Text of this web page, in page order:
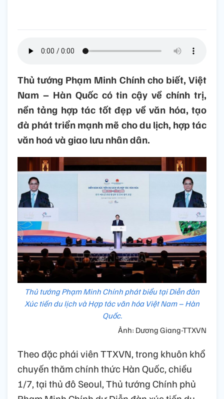
Thủ tướng Phạm Minh Chính cho biết, Việt
Nam – Hàn Quốc có tin cậy về chính trị,
nền tảng hợp tác tốt đẹp về văn hóa, tạo
đà phát triển mạnh mẽ cho du lịch, hợp tác
văn hoá và giao lưu nhân dân.
Thủ tướng Phạm Minh Chính phát biểu tại Diễn đàn
Xúc tiến du lịch và Hợp tác văn hóa Việt Nam – Hàn
Quốc.
Ảnh: Dương Giang-TTXVN
Theo đặc phái viên TTXVN, trong khuôn khổ
chuyến thăm chính thức Hàn Quốc, chiều
1/7, tại thủ đô Seoul, Thủ tướng Chính phủ